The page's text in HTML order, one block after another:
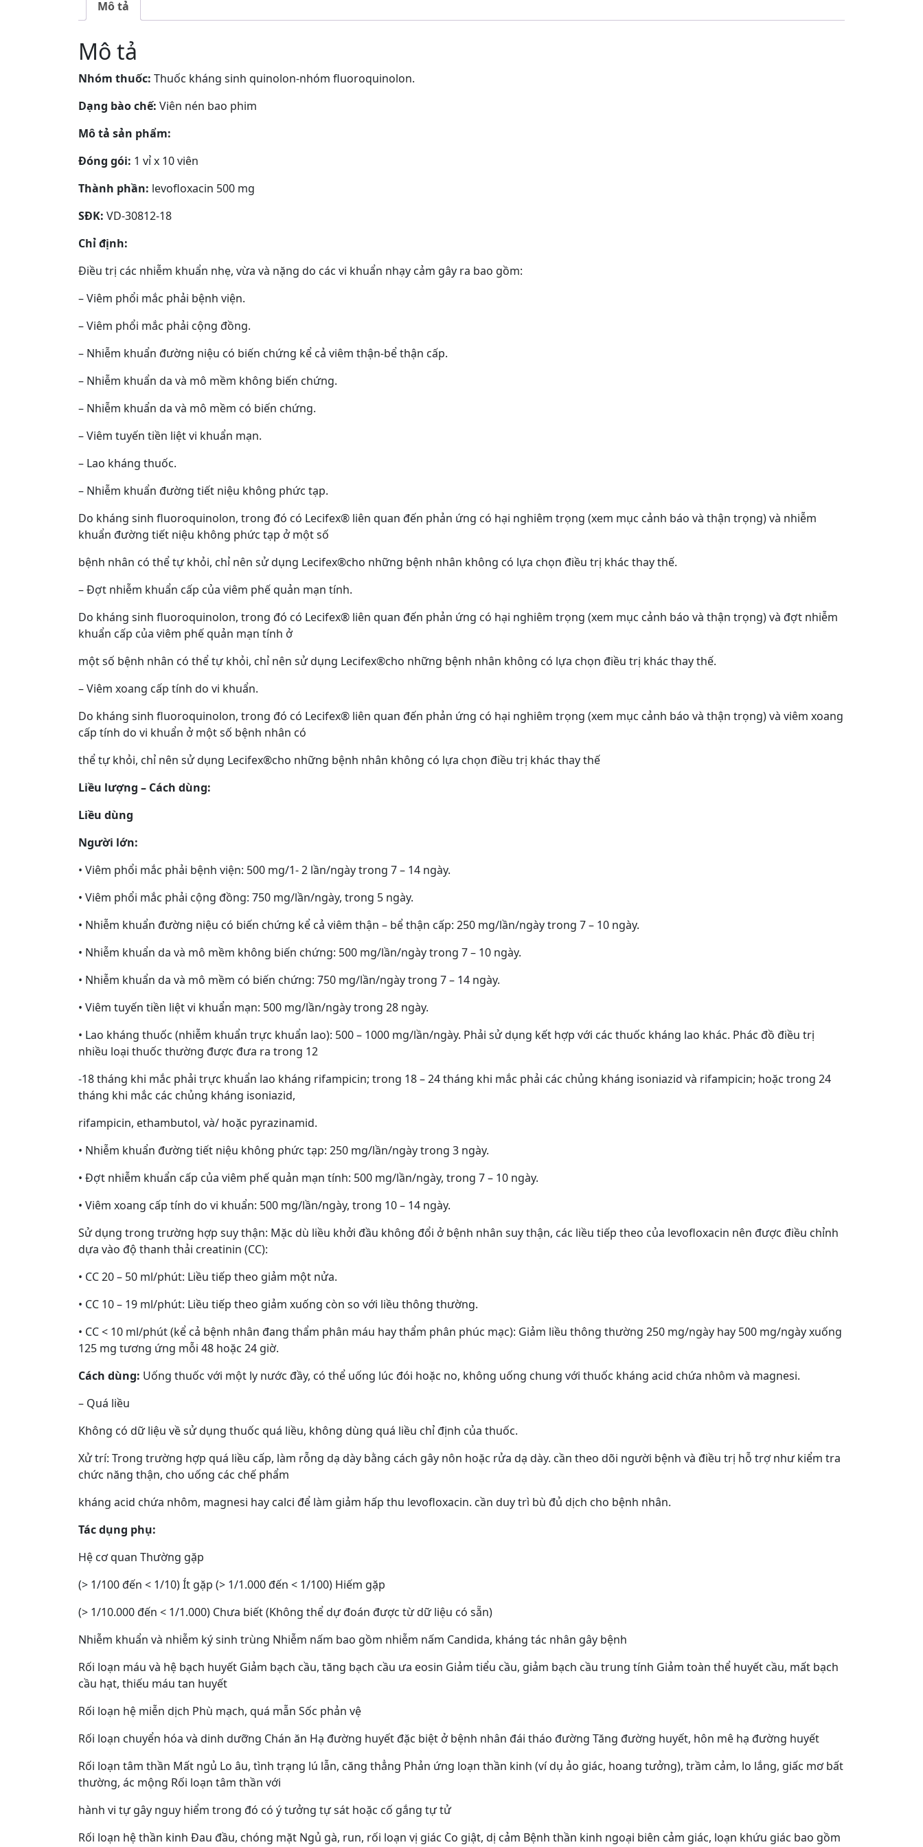
Mô tả
Mô tả
Nhóm thuốc: Thuốc kháng sinh quinolon-nhóm fluoroquinolon.
Dạng bào chế: Viên nén bao phim
Mô tả sản phẩm:
Đóng gói: 1 vỉ x 10 viên
Thành phần: levofloxacin 500 mg
SĐK: VD-30812-18
Chỉ định:
Điều trị các nhiễm khuẩn nhẹ, vừa và nặng do các vi khuẩn nhạy cảm gây ra bao gồm:
– Viêm phổi mắc phải bệnh viện.
– Viêm phổi mắc phải cộng đồng.
– Nhiễm khuẩn đường niệu có biến chứng kể cả viêm thận-bể thận cấp.
– Nhiễm khuẩn da và mô mềm không biến chứng.
– Nhiễm khuẩn da và mô mềm có biến chứng.
– Viêm tuyến tiền liệt vi khuẩn mạn.
– Lao kháng thuốc.
– Nhiễm khuẩn đường tiết niệu không phức tạp.
Do kháng sinh fluoroquinolon, trong đó có Lecifex® liên quan đến phản ứng có hại nghiêm trọng (xem mục cảnh báo và thận trọng) và nhiễm
khuẩn đường tiết niệu không phức tạp ở một số
bệnh nhân có thể tự khỏi, chỉ nên sử dụng Lecifex®cho những bệnh nhân không có lựa chọn điều trị khác thay thế.
– Đợt nhiễm khuẩn cấp của viêm phế quản mạn tính.
Do kháng sinh fluoroquinolon, trong đó có Lecifex® liên quan đến phản ứng có hại nghiêm trọng (xem mục cảnh báo và thận trọng) và đợt nhiễm
khuẩn cấp của viêm phế quản mạn tính ở
một số bệnh nhân có thể tự khỏi, chỉ nên sử dụng Lecifex®cho những bệnh nhân không có lựa chọn điều trị khác thay thế.
– Viêm xoang cấp tính do vi khuẩn.
Do kháng sinh fluoroquinolon, trong đó có Lecifex® liên quan đến phản ứng có hại nghiêm trọng (xem mục cảnh báo và thận trọng) và viêm xoang
cấp tính do vi khuẩn ở một số bệnh nhân có
thể tự khỏi, chỉ nên sử dụng Lecifex®cho những bệnh nhân không có lựa chọn điều trị khác thay thế
Liều lượng – Cách dùng:
Liều dùng
Người lớn:
• Viêm phổi mắc phải bệnh viện: 500 mg/1- 2 lần/ngày trong 7 – 14 ngày.
• Viêm phổi mắc phải cộng đồng: 750 mg/lần/ngày, trong 5 ngày.
• Nhiễm khuẩn đường niệu có biến chứng kể cả viêm thận – bể thận cấp: 250 mg/lần/ngày trong 7 – 10 ngày.
• Nhiễm khuẩn da và mô mềm không biến chứng: 500 mg/lần/ngày trong 7 – 10 ngày.
• Nhiễm khuẩn da và mô mềm có biến chứng: 750 mg/lần/ngày trong 7 – 14 ngày.
• Viêm tuyến tiền liệt vi khuẩn mạn: 500 mg/lần/ngày trong 28 ngày.
• Lao kháng thuốc (nhiễm khuẩn trực khuẩn lao): 500 – 1000 mg/lần/ngày. Phải sử dụng kết hợp với các thuốc kháng lao khác. Phác đồ điều trị
nhiều loại thuốc thường được đưa ra trong 12
-18 tháng khi mắc phải trực khuẩn lao kháng rifampicin; trong 18 – 24 tháng khi mắc phải các chủng kháng isoniazid và rifampicin; hoặc trong 24
tháng khi mắc các chủng kháng isoniazid,
rifampicin, ethambutol, và/ hoặc pyrazinamid.
• Nhiễm khuẩn đường tiết niệu không phức tạp: 250 mg/lần/ngày trong 3 ngày.
• Đợt nhiễm khuẩn cấp của viêm phế quản mạn tính: 500 mg/lần/ngày, trong 7 – 10 ngày.
• Viêm xoang cấp tính do vi khuẩn: 500 mg/lần/ngày, trong 10 – 14 ngày.
Sử dụng trong trường hợp suy thận: Mặc dù liều khởi đầu không đổi ở bệnh nhân suy thận, các liều tiếp theo của levofloxacin nên được điều chỉnh
dựa vào độ thanh thải creatinin (CC):
• CC 20 – 50 ml/phút: Liều tiếp theo giảm một nửa.
• CC 10 – 19 ml/phút: Liều tiếp theo giảm xuống còn so với liều thông thường.
• CC < 10 ml/phút (kể cả bệnh nhân đang thẩm phân máu hay thẩm phân phúc mạc): Giảm liều thông thường 250 mg/ngày hay 500 mg/ngày xuống
125 mg tương ứng mỗi 48 hoặc 24 giờ.
Cách dùng: Uống thuốc với một ly nước đầy, có thể uống lúc đói hoặc no, không uống chung với thuốc kháng acid chứa nhôm và magnesi.
– Quá liều
Không có dữ liệu về sử dụng thuốc quá liều, không dùng quá liều chỉ định của thuốc.
Xử trí: Trong trường hợp quá liều cấp, làm rỗng dạ dày bằng cách gây nôn hoặc rửa dạ dày. cần theo dõi người bệnh và điều trị hỗ trợ như kiểm tra
chức năng thận, cho uống các chế phẩm
kháng acid chứa nhôm, magnesi hay calci để làm giảm hấp thu levofloxacin. cần duy trì bù đủ dịch cho bệnh nhân.
Tác dụng phụ:
Hệ cơ quan Thường gặp
(> 1/100 đến < 1/10) Ít gặp (> 1/1.000 đến < 1/100) Hiếm gặp
(> 1/10.000 đến < 1/1.000) Chưa biết (Không thể dự đoán được từ dữ liệu có sẵn)
Nhiễm khuẩn và nhiễm ký sinh trùng Nhiễm nấm bao gồm nhiễm nấm Candida, kháng tác nhân gây bệnh
Rối loạn máu và hệ bạch huyết Giảm bạch cầu, tăng bạch cầu ưa eosin Giảm tiểu cầu, giảm bạch cầu trung tính Giảm toàn thể huyết cầu, mất bạch
cầu hạt, thiếu máu tan huyết
Rối loạn hệ miễn dịch Phù mạch, quá mẫn Sốc phản vệ
Rối loạn chuyển hóa và dinh dưỡng Chán ăn Hạ đường huyết đặc biệt ở bệnh nhân đái tháo đường Tăng đường huyết, hôn mê hạ đường huyết
Rối loạn tâm thần Mất ngủ Lo âu, tình trạng lú lẫn, căng thẳng Phản ứng loạn thần kinh (ví dụ ảo giác, hoang tưởng), trầm cảm, lo lắng, giấc mơ bất
thường, ác mộng Rối loạn tâm thần với
hành vi tự gây nguy hiểm trong đó có ý tưởng tự sát hoặc cố gắng tự tử
Rối loạn hệ thần kinh Đau đầu, chóng mặt Ngủ gà, run, rối loạn vị giác Co giật, dị cảm Bệnh thần kinh ngoại biên cảm giác, loạn khứu giác bao gồm